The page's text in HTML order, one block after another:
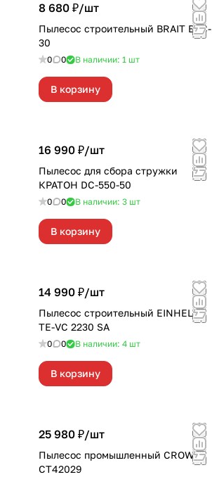
8 680 ₽/шт
Пылесос строительный BRAIT BVC-
30
0 0 В наличии: 1 шт
В корзину
16 990 ₽/шт
Пылесос для сбора стружки
КРАТОН DC-550-50
0 0 В наличии: 3 шт
В корзину
14 990 ₽/шт
Пылесос строительный EINHELL
TE-VC 2230 SA
0 0 В наличии: 4 шт
В корзину
25 980 ₽/шт
Пылесос промышленный CROWN
CT42029